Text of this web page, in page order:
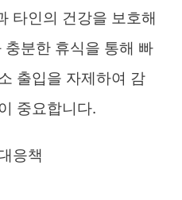
타인의 건강을 보호해
분한 휴식을 통해 빠
출입을 자제하여 감
중요합니다.
응책